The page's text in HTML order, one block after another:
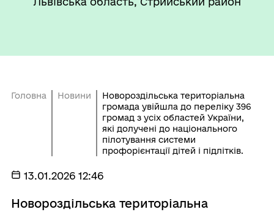
Головна Новини
Новороздільська територіальна
громада увійшла до переліку 396
громад з усіх областей України,
які долучені до національного
пілотування системи
профорієнтації дітей і підлітків.
13.01.2026 12:46
Новороздільська територіальна